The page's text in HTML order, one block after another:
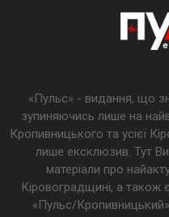
«Пульс» - видання, що
зупиняючись лише на
Кропивницького та усієї
лише ексклюзив. Тут Ви
матеріали про
Кіровоградщині, а також
«Пульс/Кропивницький»